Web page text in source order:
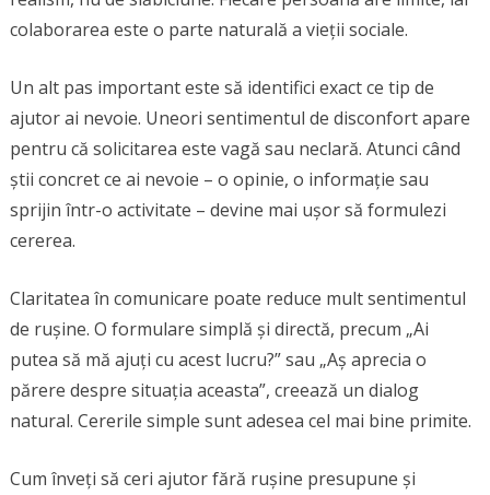
colaborarea este o parte naturală a vieții sociale.
Un alt pas important este să identifici exact ce tip de
ajutor ai nevoie. Uneori sentimentul de disconfort apare
pentru că solicitarea este vagă sau neclară. Atunci când
știi concret ce ai nevoie – o opinie, o informație sau
sprijin într-o activitate – devine mai ușor să formulezi
cererea.
Claritatea în comunicare poate reduce mult sentimentul
de rușine. O formulare simplă și directă, precum „Ai
putea să mă ajuți cu acest lucru?” sau „Aș aprecia o
părere despre situația aceasta”, creează un dialog
natural. Cererile simple sunt adesea cel mai bine primite.
Cum înveți să ceri ajutor fără rușine presupune și